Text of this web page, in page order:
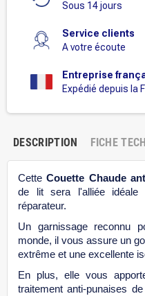
Sous 14 jours
Service clients
A votre écoute
Entreprise
Expédié depuis la
DESCRIPTION FICHE
CetteCouette Chaude
de lit sera l'alliée idéale
réparateur.
Un garnissage reconnu
monde, il vous assure un
extrême et une excellente
En plus, elle vous
traitement anti-punaises